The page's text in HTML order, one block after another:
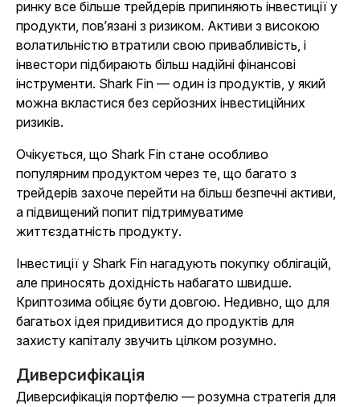
ринку все більше трейдерів припиняють інвестиції у
продукти, повʼязані з ризиком. Активи з високою
волатильністю втратили свою привабливість, і
інвестори підбирають більш надійні фінансові
інструменти. Shark Fin — один із продуктів, у який
можна вкластися без серйозних інвестиційних
ризиків.
Очікується, що Shark Fin стане особливо
популярним продуктом через те, що багато з
трейдерів захоче перейти на більш безпечні активи,
а підвищений попит підтримуватиме
життєздатність продукту.
Інвестиції у Shark Fin нагадують покупку облігацій,
але приносять дохідність набагато швидше.
Криптозима обіцяє бути довгою. Недивно, що для
багатьох ідея придивитися до продуктів для
захисту капіталу звучить цілком розумно.
Диверсифікація
Диверсифікація портфелю — розумна стратегія для